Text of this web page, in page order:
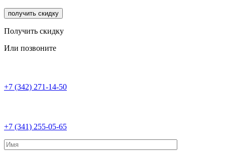
получить скидку
Получить скидку
Или позвоните
+7 (342) 271-14-50
+7 (341) 255-05-65